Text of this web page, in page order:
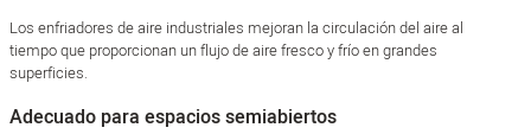
Los enfriadores de aire industriales mejoran la circulación del aire al
tiempo que proporcionan un flujo de aire fresco y frío en grandes
superficies.
Adecuado para espacios semiabiertos